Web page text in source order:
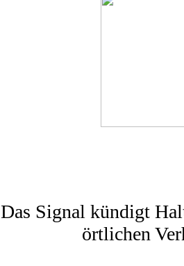
Das Signal kündigt
örtlichen